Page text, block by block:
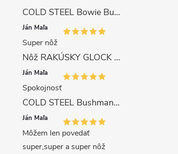
COLD STEEL Bowie Bushman (SK-5)
Ján Maľa
Super nôž
Nôž RAKÚSKY GLOCK SURVIVAL 81 s pílkou ZELENÝ
Ján Maľa
Spokojnosť
COLD STEEL Bushman (SK-5)
Ján Maľa
Môžem len povedať
super,super a super nôž